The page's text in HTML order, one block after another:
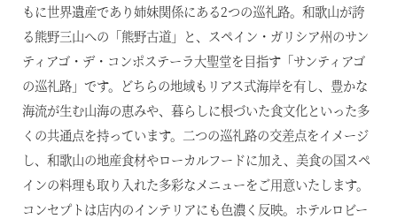
もに世界遺産であり姉妹関係にある2つの巡礼路。和歌山が誇
る熊野三山への「熊野古道」と、スペイン・ガリシア州のサン
ティアゴ・デ・コンポステーラ大聖堂を目指す「サンティアゴ
の巡礼路」です。どちらの地域もリアス式海岸を有し、豊かな
海流が生む山海の恵みや、暮らしに根づいた食文化といった多
くの共通点を持っています。二つの巡礼路の交差点をイメージ
し、和歌山の地産食材やローカルフードに加え、美食の国スペ
インの料理も取り入れた多彩なメニューをご用意いたします。
コンセプトは店内のインテリアにも色濃く反映。ホテルロビー